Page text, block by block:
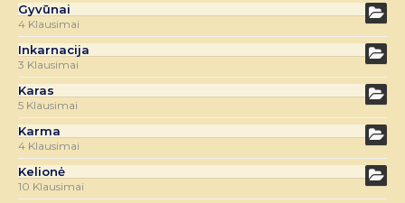
Gyvūnai
4 Klausimai
Inkarnacija
3 Klausimai
Karas
5 Klausimai
Karma
4 Klausimai
Kelionė
10 Klausimai